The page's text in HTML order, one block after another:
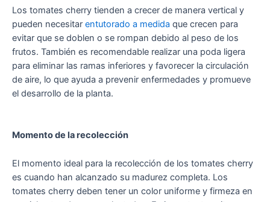
Los tomates cherry tienden a crecer de manera vertical y
pueden necesitar entutorado a medida que crecen para
evitar que se doblen o se rompan debido al peso de los
frutos. También es recomendable realizar una poda ligera
para eliminar las ramas inferiores y favorecer la circulación
de aire, lo que ayuda a prevenir enfermedades y promueve
el desarrollo de la planta.
Momento de la recolección
El momento ideal para la recolección de los tomates cherry
es cuando han alcanzado su madurez completa. Los
tomates cherry deben tener un color uniforme y firmeza en